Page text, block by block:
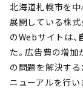
北海道札幌市を
展開している株式
のWebサイトは、
た。広告費の増加
の問題を解決する
ニューアルを行い